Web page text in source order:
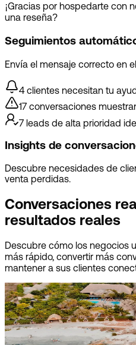
¡Gracias por hospedarte con
una reseña?
Seguimientos
Envía el mensaje correcto en
4 clientes necesitan tu
17 conversaciones
7 leads de alta prioridad
Insights de
Descubre necesidades de
venta perdidas.
Conversaciones
resultados reales
Descubre cómo los negocios
más rápido, convertir más
mantener a sus clientes
Blue Apple Beach
Del primer mensaje al
Este resort isleño certificado